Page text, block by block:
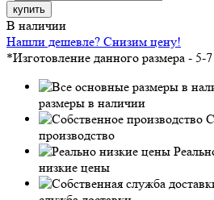
купить
В наличии
Нашли дешевле? Снизим цену!
*Изготовление данного размера - 5-
размеры в наличии
производство
низкие цены